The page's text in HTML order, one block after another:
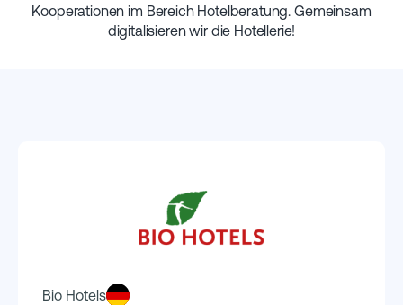
Kooperationen im Bereich Hotelberatung. Gemeinsam
digitalisieren wir die Hotellerie!
Bio Hotels